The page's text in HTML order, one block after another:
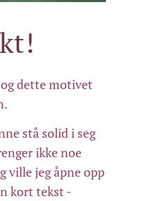
dette motivet
stå solid i seg
ikke noe
ville jeg åpne opp
kort tekst -